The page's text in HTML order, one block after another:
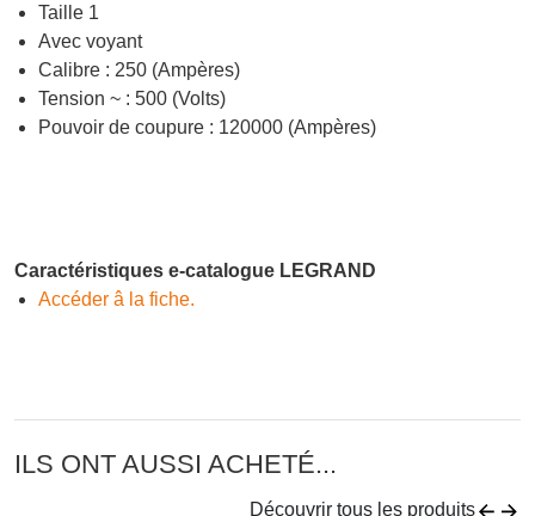
Taille 1
Avec voyant
Calibre : 250 (Ampères)
Tension ~ : 500 (Volts)
Pouvoir de coupure : 120000 (Ampères)
Caractéristiques e-catalogue LEGRAND
Accéder â la fiche.
ILS ONT AUSSI ACHETÉ...
Découvrir tous les produits